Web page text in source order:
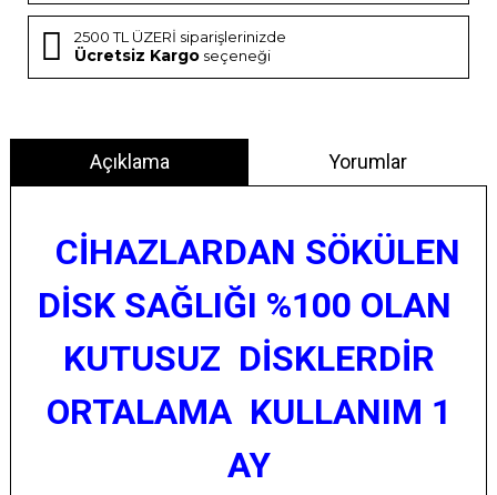
2500 TL ÜZERİ siparişlerinizde
Ücretsiz Kargo seçeneği
Açıklama Yorumlar
CİHAZLARDAN SÖKÜLEN
DİSK SAĞLIĞI %100 OLAN
KUTUSUZ DİSKLERDİR
ORTALAMA KULLANIM 1
AY